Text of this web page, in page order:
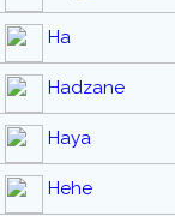
Ha
Hadzane
Haya
Hehe